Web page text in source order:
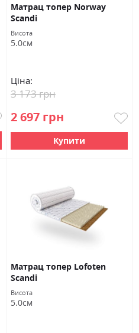
Матрац топер Norway
Scandi
Висота
5.0см
Ціна:
2 697 грн
3 173 грн
Купити
Матрац топер Lofoten
Scandi
Висота
5.0см